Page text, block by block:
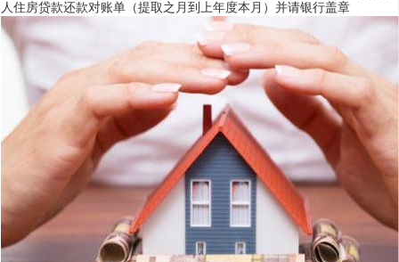
人住房贷款还款对账单（提取之月到上年度本月）并请银行盖章